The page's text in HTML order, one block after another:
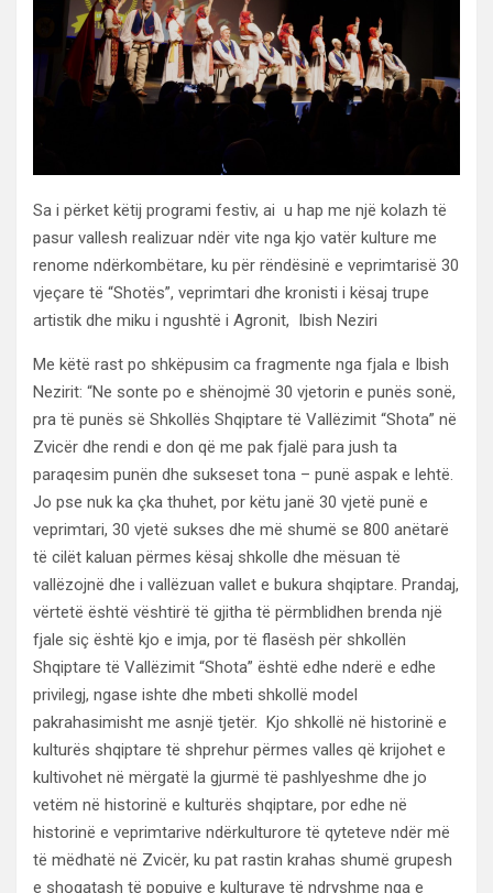
Sa i përket këtij programi festiv, ai u hap me një kolazh të
pasur vallesh realizuar ndër vite nga kjo vatër kulture me
renome ndërkombëtare, ku për rëndësinë e veprimtarisë 30
vjeçare të “Shotës”, veprimtari dhe kronisti i kësaj trupe
artistik dhe miku i ngushtë i Agronit, Ibish Neziri
Me këtë rast po shkëpusim ca fragmente nga fjala e Ibish
Nezirit: “Ne sonte po e shënojmë 30 vjetorin e punës sonë,
pra të punës së Shkollës Shqiptare të Vallëzimit “Shota” në
Zvicër dhe rendi e don që me pak fjalë para jush ta
paraqesim punën dhe sukseset tona – punë aspak e lehtë.
Jo pse nuk ka çka thuhet, por këtu janë 30 vjetë punë e
veprimtari, 30 vjetë sukses dhe më shumë se 800 anëtarë
të cilët kaluan përmes kësaj shkolle dhe mësuan të
vallëzojnë dhe i vallëzuan vallet e bukura shqiptare. Prandaj,
vërtetë është vështirë të gjitha të përmblidhen brenda një
fjale siç është kjo e imja, por të flasësh për shkollën
Shqiptare të Vallëzimit “Shota” është edhe nderë e edhe
privilegj, ngase ishte dhe mbeti shkollë model
pakrahasimisht me asnjë tjetër. Kjo shkollë në historinë e
kulturës shqiptare të shprehur përmes valles që krijohet e
kultivohet në mërgatë la gjurmë të pashlyeshme dhe jo
vetëm në historinë e kulturës shqiptare, por edhe në
historinë e veprimtarive ndërkulturore të qyteteve ndër më
të mëdhatë në Zvicër, ku pat rastin krahas shumë grupesh
e shoqatash të popujve e kulturave të ndryshme nga e